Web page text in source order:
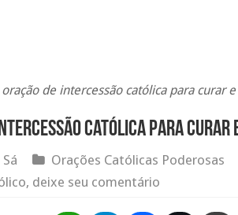
de intercessão católica para curar
católica para curar
Orações Católicas Poderosas
deixe seu comentário